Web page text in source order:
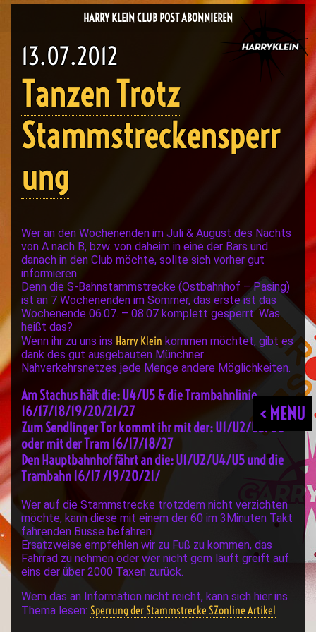
HARRY KLEIN CLUB POST ABONNIEREN
< MENU
13.07.2012
Tanzen Trotz
Stammstreckensperr
ung
Wer an den Wochenenden im Juli & August des Nachts
von A nach B, bzw. von daheim in eine der Bars und
danach in den Club möchte, sollte sich vorher gut
informieren.
Denn die S-Bahnstammstrecke (Ostbahnhof – Pasing)
ist an 7 Wochenenden im Sommer, das erste ist das
Wochenende 06.07. – 08.07 komplett gesperrt. Was
heißt das?
Wenn ihr zu uns ins Harry Klein kommen möchtet, gibt es
dank des gut ausgebauten Münchner
Nahverkehrsnetzes jede Menge andere Möglichkeiten.
Am Stachus hält die: U4/U5 & die Trambahnlinie
16/17/18/19/20/21/27
Zum Sendlinger Tor kommt ihr mit der: U1/U2/U3/U6
oder mit der Tram 16/17/18/27
Den Hauptbahnhof fährt an die: U1/U2/U4/U5 und die
Trambahn 16/17 /19/20/21/
Wer auf die Stammstrecke trotzdem nicht verzichten
möchte, kann diese mit einem der 60 im 3Minuten Takt
fahrenden Busse befahren.
Ersatzweise empfehlen wir zu Fuß zu kommen, das
Fahrrad zu nehmen oder wer nicht gern läuft greift auf
eins der über 2000 Taxen zurück.
Wem das an Information nicht reicht, kann sich hier ins
Thema lesen: Sperrung der Stammstrecke SZonline Artikel